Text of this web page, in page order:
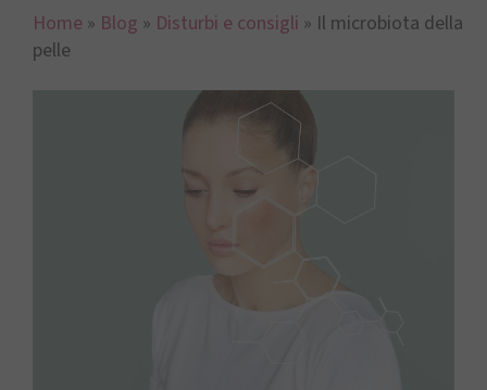
Home » Blog » Disturbi e consigli » Il microbiota della
pelle